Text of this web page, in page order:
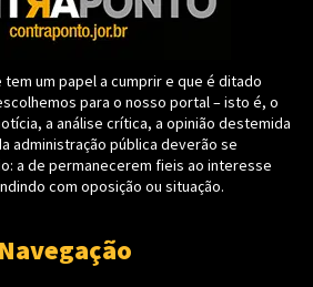
um papel a cumprir e que é ditado
para o nosso portal – isto é, o
a análise crítica, a opinião destemida
administração pública deverão se
a de permanecerem fieis ao interesse
com oposição ou situação.
Navegação